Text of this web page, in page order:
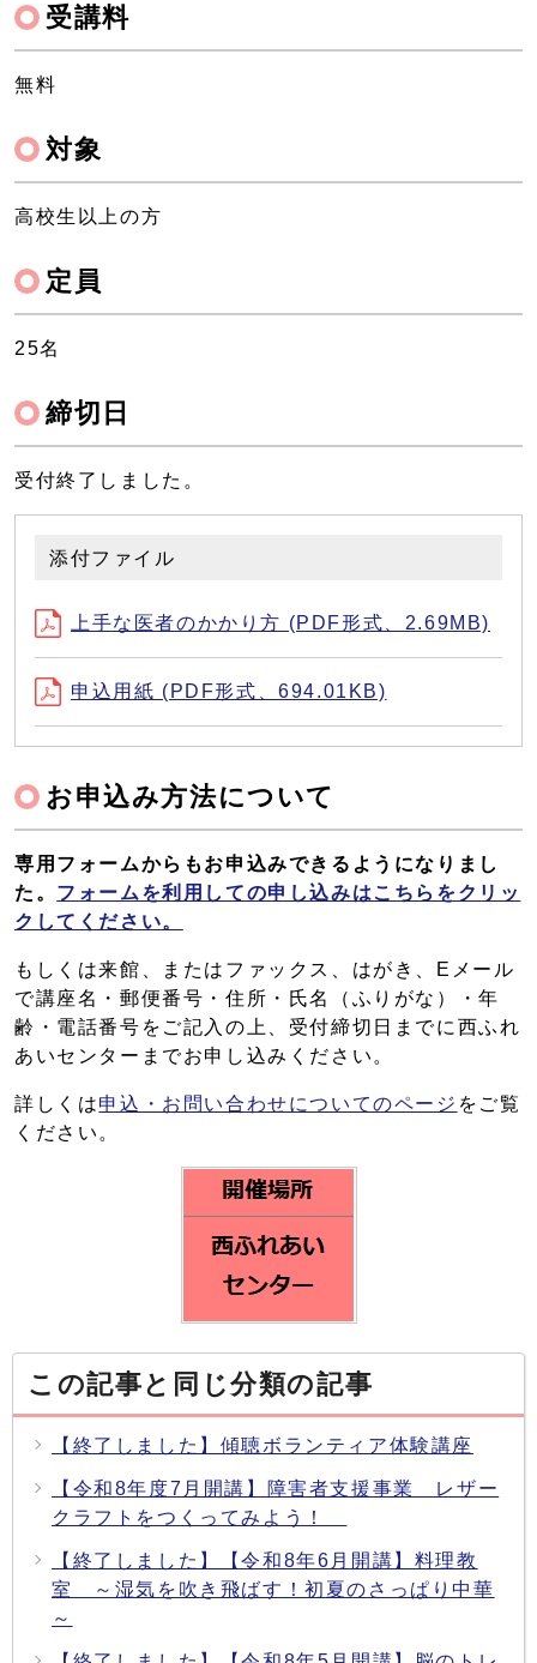
受講料
無料
対象
高校生以上の方
定員
25名
締切日
受付終了しました。
添付ファイル
上手な医者のかかり方 (PDF形式、2.69MB)
申込用紙 (PDF形式、694.01KB)
お申込み方法について
専用フォームからもお申込みできるようになりまし
た。 フォームを利用しての申し込みはこちらをクリッ
クしてください。
もしくは来館、またはファックス、はがき、Eメール
で講座名・郵便番号・住所・氏名（ふりがな）・年
齢・電話番号をご記入の上、受付締切日までに西ふれ
あいセンターまでお申し込みください。
詳しくは申込・お問い合わせについてのページ をご覧
ください。
この記事と同じ分類の記事
【終了しました】傾聴ボランティア体験講座
【令和8年度7月開講】障害者支援事業 レザー
クラフトをつくってみよう！
【終了しました】【令和8年6月開講】料理教
室 ～湿気を吹き飛ばす！初夏のさっぱり中華
～